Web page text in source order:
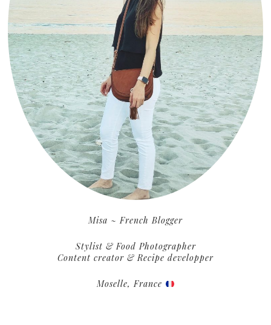
Misa ~ French Blogger
Stylist & Food Photographer
Content creator & Recipe developper
Moselle, France